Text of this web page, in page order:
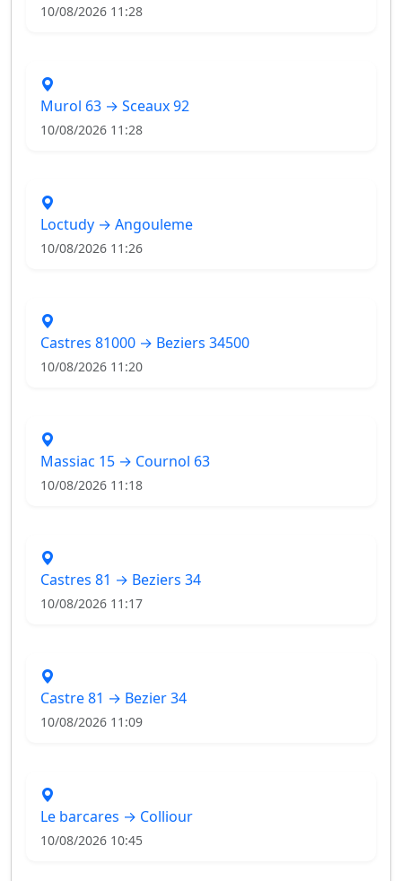
10/08/2026 11:28
Murol 63 → Sceaux 92
10/08/2026 11:28
Loctudy → Angouleme
10/08/2026 11:26
Castres 81000 → Beziers 34500
10/08/2026 11:20
Massiac 15 → Cournol 63
10/08/2026 11:18
Castres 81 → Beziers 34
10/08/2026 11:17
Castre 81 → Bezier 34
10/08/2026 11:09
Le barcares → Colliour
10/08/2026 10:45